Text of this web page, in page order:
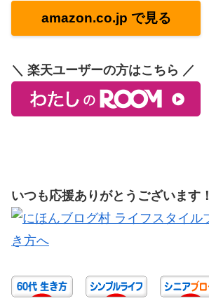
amazon.co.jp で見る
＼ 楽天ユーザーの方はこちら ／
いつも応援ありがとうございます！